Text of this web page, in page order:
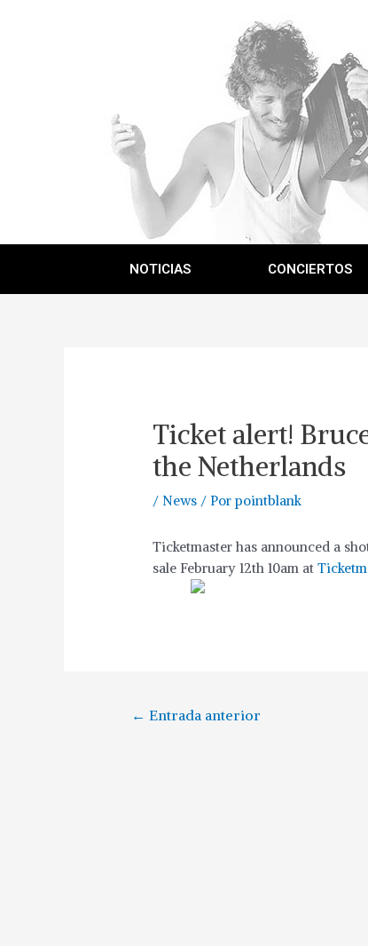
NOTICIAS CONCIERTOS
Ticket alert!
the Netherlands
/ News / Porpointblank
Ticketmaster has announced a
sale February 12th 10am at
← Entrada anterior